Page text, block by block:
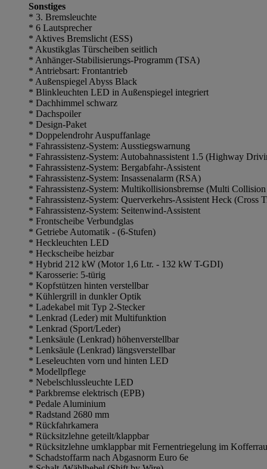
Sonstiges
* 3. Bremsleuchte
* 6 Lautsprecher
* Aktives Bremslicht (ESS)
* Akustikglas Türscheiben seitlich
* Anhänger-Stabilisierungs-Programm (TSA)
* Antriebsart: Frontantrieb
* Außenspiegel Abyss Black
* Blinkleuchten LED in Außenspiegel integriert
* Dachhimmel schwarz
* Dachspoiler
* Design-Paket
* Doppelendrohr Auspuffanlage
* Fahrassistenz-System: Ausstiegswarnung
* Fahrassistenz-System: Autobahnassistent 1.5 (Highway
* Fahrassistenz-System: Bergabfahr-Assistent
* Fahrassistenz-System: Insassenalarm (RSA)
* Fahrassistenz-System: Multikollisionsbremse (Multi
* Fahrassistenz-System: Querverkehrs-Assistent Heck (Cross
* Fahrassistenz-System: Seitenwind-Assistent
* Frontscheibe Verbundglas
* Getriebe Automatik - (6-Stufen)
* Heckleuchten LED
* Heckscheibe heizbar
* Hybrid 212 kW (Motor 1,6 Ltr. - 132 kW T-GDI)
* Karosserie: 5-türig
* Kopfstützen hinten verstellbar
* Kühlergrill in dunkler Optik
* Ladekabel mit Typ 2-Stecker
* Lenkrad (Leder) mit Multifunktion
* Lenkrad (Sport/Leder)
* Lenksäule (Lenkrad) höhenverstellbar
* Lenksäule (Lenkrad) längsverstellbar
* Leseleuchten vorn und hinten LED
* Modellpflege
* Nebelschlussleuchte LED
* Parkbremse elektrisch (EPB)
* Pedale Aluminium
* Radstand 2680 mm
* Rückfahrkamera
* Rücksitzlehne geteilt/klappbar
* Rücksitzlehne umklappbar mit Fernentriegelung im
* Schadstoffarm nach Abgasnorm Euro 6e